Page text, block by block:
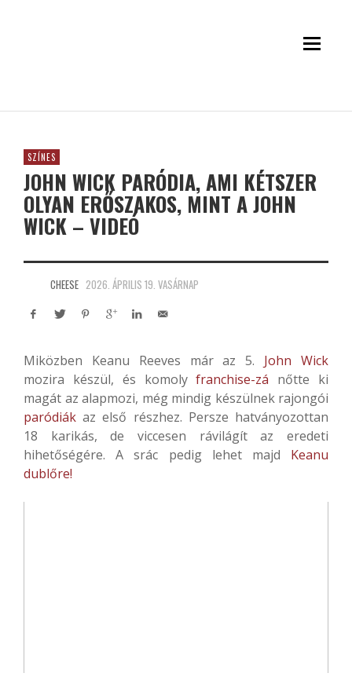
SZÍNES
JOHN WICK PARÓDIA, AMI KÉTSZER
OLYAN ERŐSZAKOS, MINT A JOHN
WICK – VIDEÓ
CHEESE 2026. ÁPRILIS 19. VASÁRNAP
Miközben Keanu Reeves már az 5. John Wick
mozira készül, és komolyfranchise-zá nőtte ki
magát az alapmozi, még mindig készülnek rajongói
paródiák az első részhez. Persze hatványozottan
18 karikás, de viccesen rávilágít az eredeti
hihetőségére. A srác pedig lehet majd Keanu
dublőre!